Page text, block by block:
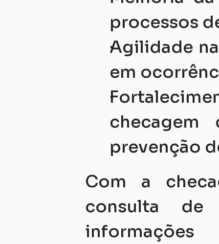
processos
Agilidade
em
prevenção
Com a
consulta de
informações